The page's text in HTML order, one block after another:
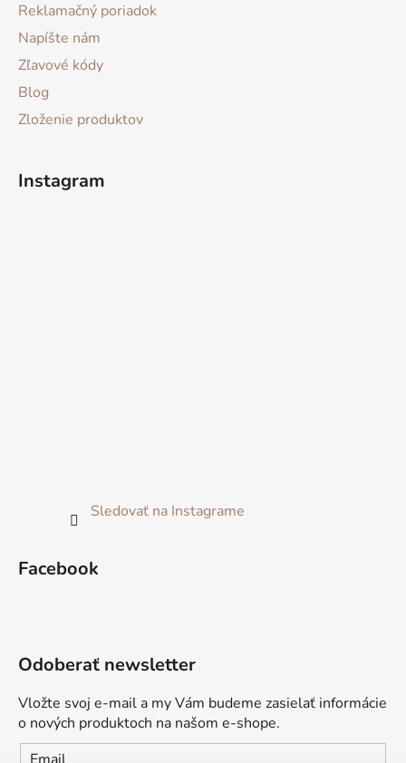
Reklamačný poriadok
Napíšte nám
Zľavové kódy
Blog
Zloženie produktov
Instagram
Sledovať na Instagrame
Facebook
Odoberať newsletter
Vložte svoj e-mail a my Vám budeme zasielať informácie
o nových produktoch na našom e-shope.